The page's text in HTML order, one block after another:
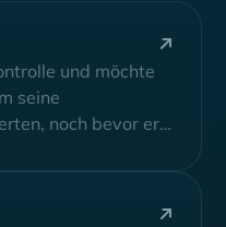
und möchte
seine
noch bevor er